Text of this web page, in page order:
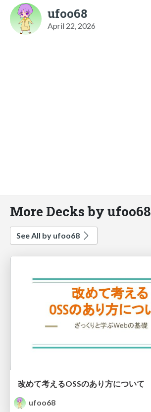
ufoo68
April 22, 2026
More Decks by ufoo68
See All by ufoo68
改めて考えるOSSのあり方について
ufoo68